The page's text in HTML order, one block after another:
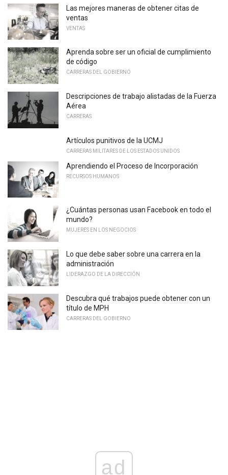
Las mejores maneras de obtener citas de
ventas
VENTAS
Aprenda sobre ser un oficial de cumplimiento
de código
CARRERAS DEL GOBIERNO
Descripciones de trabajo alistadas de la Fuerza
Aérea
CARRERAS
Artículos punitivos de la UCMJ
CARRERAS MILITARES DE LOS ESTADOS UNIDOS
Aprendiendo el Proceso de Incorporación
RECURSOS HUMANOS
¿Cuántas personas usan Facebook en todo el
mundo?
MUJERES EN LOS NEGOCIOS
Lo que debe saber sobre una carrera en la
administración
LIDERAZGO DE LA DIRECCIÓN
Descubra qué trabajos puede obtener con un
título de MPH
CARRERAS DEL GOBIERNO
ad